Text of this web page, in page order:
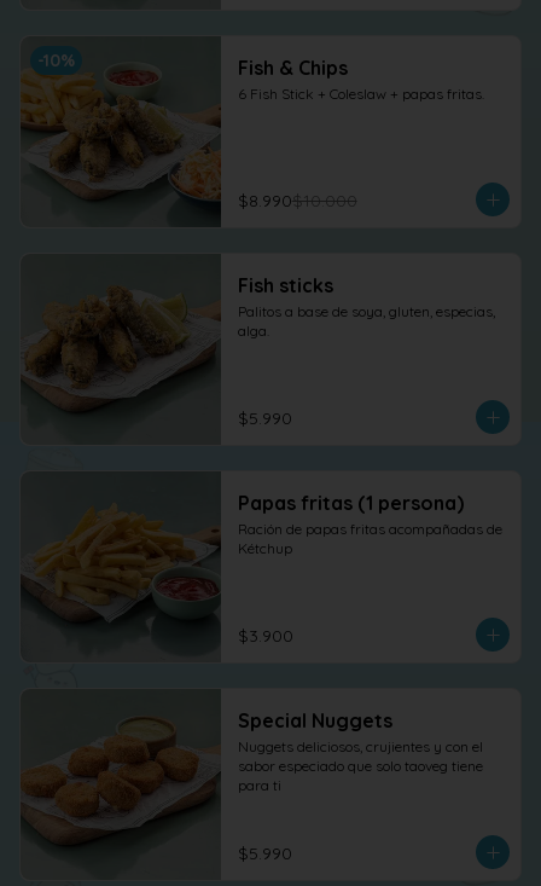
-10% Fish & Chips
6 Fish Stick + Coleslaw + papas fritas.
$8.990$10.000
Fish sticks
Palitos a base de soya, gluten, especias,
alga.
$5.990
Papas fritas (1 persona)
Ración de papas fritas acompañadas de
Kétchup
$3.900
Special Nuggets
Nuggets deliciosos, crujientes y con el
sabor especiado que solo taoveg tiene
para ti
$5.990